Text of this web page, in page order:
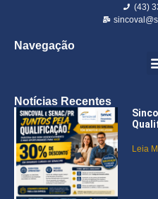
(43)
Navegação
Notícias Recentes
Leia